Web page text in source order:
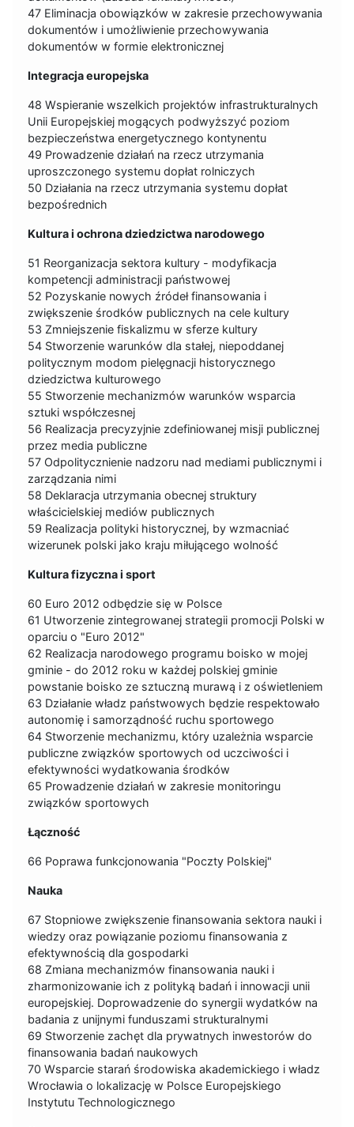
47 Eliminacja obowiązków w zakresie przechowywania
dokumentów i umożliwienie przechowywania
dokumentów w formie elektronicznej
Integracja europejska
48 Wspieranie wszelkich projektów infrastrukturalnych
Unii Europejskiej mogących podwyższyć poziom
bezpieczeństwa energetycznego kontynentu
49 Prowadzenie działań na rzecz utrzymania
uproszczonego systemu dopłat rolniczych
50 Działania na rzecz utrzymania systemu dopłat
bezpośrednich
Kultura i ochrona dziedzictwa narodowego
51 Reorganizacja sektora kultury - modyfikacja
kompetencji administracji państwowej
52 Pozyskanie nowych źródeł finansowania i
zwiększenie środków publicznych na cele kultury
53 Zmniejszenie fiskalizmu w sferze kultury
54 Stworzenie warunków dla stałej, niepoddanej
politycznym modom pielęgnacji historycznego
dziedzictwa kulturowego
55 Stworzenie mechanizmów warunków wsparcia
sztuki współczesnej
56 Realizacja precyzyjnie zdefiniowanej misji publicznej
przez media publiczne
57 Odpolitycznienie nadzoru nad mediami publicznymi i
zarządzania nimi
58 Deklaracja utrzymania obecnej struktury
właścicielskiej mediów publicznych
59 Realizacja polityki historycznej, by wzmacniać
wizerunek polski jako kraju miłującego wolność
Kultura fizyczna i sport
60 Euro 2012 odbędzie się w Polsce
61 Utworzenie zintegrowanej strategii promocji Polski w
oparciu o "Euro 2012"
62 Realizacja narodowego programu boisko w mojej
gminie - do 2012 roku w każdej polskiej gminie
powstanie boisko ze sztuczną murawą i z oświetleniem
63 Działanie władz państwowych będzie respektowało
autonomię i samorządność ruchu sportowego
64 Stworzenie mechanizmu, który uzależnia wsparcie
publiczne związków sportowych od uczciwości i
efektywności wydatkowania środków
65 Prowadzenie działań w zakresie monitoringu
związków sportowych
Łączność
66 Poprawa funkcjonowania "Poczty Polskiej"
Nauka
67 Stopniowe zwiększenie finansowania sektora nauki i
wiedzy oraz powiązanie poziomu finansowania z
efektywnością dla gospodarki
68 Zmiana mechanizmów finansowania nauki i
zharmonizowanie ich z polityką badań i innowacji unii
europejskiej. Doprowadzenie do synergii wydatków na
badania z unijnymi funduszami strukturalnymi
69 Stworzenie zachęt dla prywatnych inwestorów do
finansowania badań naukowych
70 Wsparcie starań środowiska akademickiego i władz
Wrocławia o lokalizację w Polsce Europejskiego
Instytutu Technologicznego